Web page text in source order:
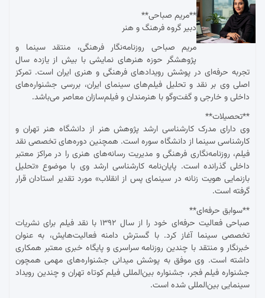
**مریم صباحی**
دبیر گروه فرهنگ و هنر
مریم صباحی روزنامه‌نگار فرهنگی، منتقد سینما و
پژوهشگر حوزه هنرهای نمایشی با بیش از یازده سال
تجربه حرفه‌ای در پوشش رویدادهای فرهنگی و هنری ایران است. تمرکز
اصلی وی بر نقد و تحلیل فیلم‌های سینمای ایران، بررسی جشنواره‌های
داخلی و خارجی و گفت‌وگو با هنرمندان و فیلم‌سازان معاصر می‌باشد.
**تحصیلات**
وی دارای مدرک کارشناسی ارشد پژوهش هنر از دانشگاه هنر تهران و
کارشناسی سینما از دانشگاه سوره است. همچنین دوره‌های تخصصی نقد
فیلم، روزنامه‌نگاری فرهنگی و مدیریت رسانه‌های هنری را در مراکز معتبر
داخلی گذرانده است. پایان‌نامه کارشناسی ارشد وی با موضوع «تحلیل
بازنمایی هویت زنانه در سینمای پس از انقلاب» مورد تقدیر استادان قرار
گرفته است.
**سوابق حرفه‌ای**
صباحی فعالیت حرفه‌ای خود را از سال ۱۳۹۲ با نقد فیلم برای نشریات
تخصصی سینما آغاز کرد. با گسترش دامنه فعالیت‌هایش، به عنوان
خبرنگار و منتقد با چندین روزنامه سراسری و پایگاه خبری معتبر همکاری
داشته است. وی موفق به پوشش میدانی جشنواره‌های مهمی همچون
جشنواره فیلم فجر، جشنواره بین‌المللی فیلم کوتاه تهران و چندین رویداد
سینمایی بین‌المللی شده است.